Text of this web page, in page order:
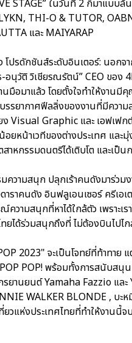
STAGE” ในวันที่ 2 ก็มาแบบ
THI-O & TUTOR,
และ MAIYARAP
โปรดักชันส์ระดับอินเตอร์: นอ
-อนุวัติ วิเชียรณรัตน์” CEO ของ
อมาแล้ว โดยตั้งใจทำให้งานมี
รยากาศฟีลลิ่งของงานที่มีควา
Visual Graphic และ เอฟเฟ
อยหน้าเวทีของต่างประเทศ แล
าหกรรมดนตรีได้เติบโต และเป็
วามสนุก ปลุกเร้าคนดังมาร่วม
าราคนดัง อินฟลูเอนเซอร์ ครีเอ
ความสนุกที่หาได้ใกล้ตัว เพรา
ยได้ร่วมสนุกถึงที่ ไม่ต้องบินไปไ
2023" จะเป็นโจทย์ที่ท้าทา
POP! พร้อมทั้งการสนับสนุ
รยานยนต์ Yamaha Fazzio แ
WALKER BLONDE , บะห
วแห่งประเทศไทยที่ทำให้งานนี้